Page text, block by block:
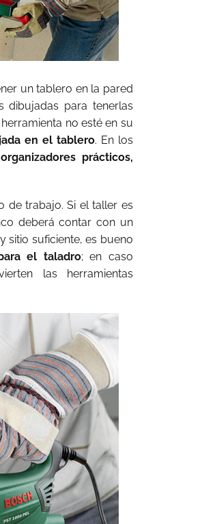
un tablero en la pared
dibujadas para tenerlas
no esté en su
en el tablero. En los
organizadores prácticos,
de trabajo. Si el taller es
deberá contar con un
sitio suficiente, es bueno
el taladro; en caso
las herramientas